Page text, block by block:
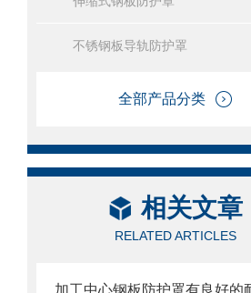
不锈钢板导轨防护罩
全部产品分类
相关文章
RELATED ARTICLES